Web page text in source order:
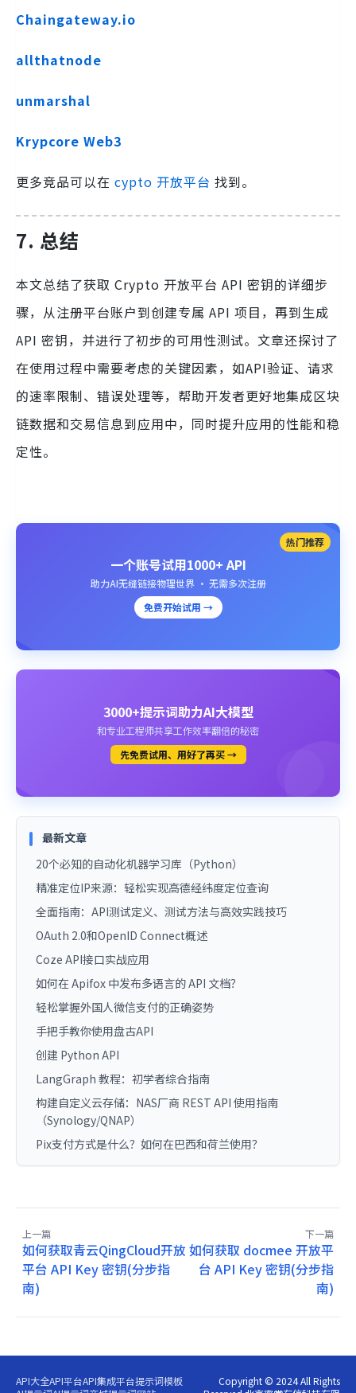
Chaingateway.io
allthatnode
unmarshal
Krypcore Web3
更多竞品可以在 cypto 开放平台 找到。
7. 总结
本文总结了获取 Crypto 开放平台 API 密钥的详细步
骤，从注册平台账户到创建专属 API 项目，再到生成
API 密钥，并进行了初步的可用性测试。文章还探讨了
在使用过程中需要考虑的关键因素，如API验证、请求
的速率限制、错误处理等，帮助开发者更好地集成区块
链数据和交易信息到应用中，同时提升应用的性能和稳
定性。
热门推荐
一个账号试用1000+ API
助力AI无缝链接物理世界 · 无需多次注册
免费开始试用 →
3000+提示词助力AI大模型
和专业工程师共享工作效率翻倍的秘密
先免费试用、用好了再买 →
最新文章
20个必知的自动化机器学习库（Python）
精准定位IP来源：轻松实现高德经纬度定位查询
全面指南：API测试定义、测试方法与高效实践技巧
OAuth 2.0和OpenID Connect概述
Coze API接口实战应用
如何在 Apifox 中发布多语言的 API 文档？
轻松掌握外国人微信支付的正确姿势
手把手教你使用盘古API
创建 Python API
LangGraph 教程：初学者综合指南
构建自定义云存储：NAS厂商 REST API 使用指南
（Synology/QNAP）
Pix支付方式是什么？如何在巴西和荷兰使用？
上一篇
如何获取青云QingCloud开放
平台 API Key 密钥(分步指
南)
下一篇
如何获取 docmee 开放平
台 API Key 密钥(分步指
南)
API大全API平台API集成平台提示词模板
Copyright © 2024 All Rights